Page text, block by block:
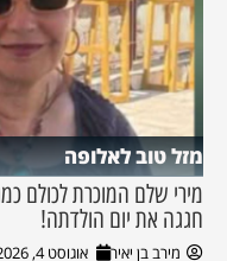
מזל טוב לאלופה
מירי שלם המוכרת לכולם
חגגה את יום הולדתה!
מירב בן יאיר אוגוסט 4, 2026